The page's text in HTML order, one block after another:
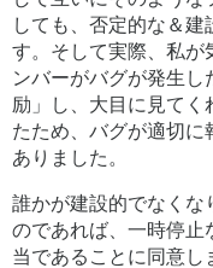
しても、否定的な＆建
す。そして実際、私が
ンバーがバグが発生
励」し、大目に見てく
たため、バグが適切に
ありました。
誰かが建設的でなくな
のであれば、一時停止
当であることに同意